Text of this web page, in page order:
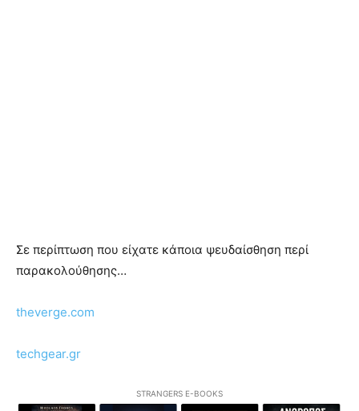
Σε περίπτωση που είχατε κάποια ψευδαίσθηση περί
παρακολούθησης…
theverge.com
techgear.gr
STRANGERS E-BOOKS